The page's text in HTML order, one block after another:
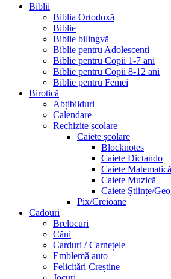
Biblii
Biblia Ortodoxă
Biblie
Biblie bilingvă
Biblie pentru Adolescenți
Biblie pentru Copii 1-7 ani
Biblie pentru Copii 8-12 ani
Biblie pentru Femei
Birotică
Abțibilduri
Calendare
Rechizite școlare
Caiete școlare
Blocknotes
Caiete Dictando
Caiete Matematică
Caiete Muzică
Caiete Științe/
Pix/Creioane
Cadouri
Brelocuri
Căni
Carduri / Carnețele
Emblemă auto
Felicitări Creștine